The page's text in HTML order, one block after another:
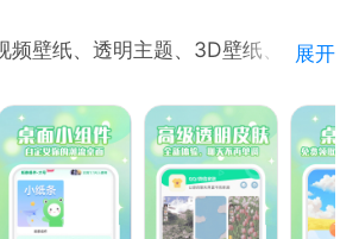
频壁纸、透明主题、3D壁纸、动态
优质内容的壁纸大全app。内容多
展开